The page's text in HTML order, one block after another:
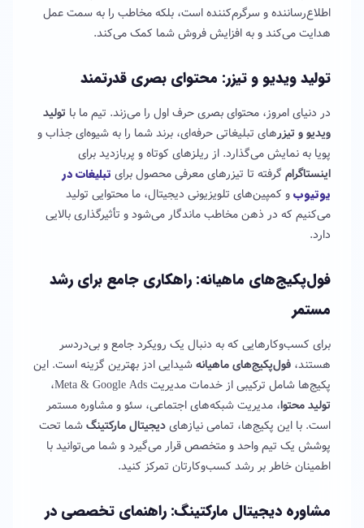
اطلاع‌رساننده و سرگرم‌کننده است، بلکه مخاطب را به سمت عمل
هدایت می‌کند و به افزایش فروش شما کمک می‌کند.
تولید ویدیو و تیزر: محتوای بصری قدرتمند
در دنیای امروز، محتوای بصری حرف اول را می‌زند. تیم ما با تولید
ویدیو و تیزرهای تبلیغاتی حرفه‌ای، برند شما را به شیوه‌ای جذاب و
پویا به نمایش می‌گذارد. از ریلزهای کوتاه و پربازدید برای
اینستاگرام گرفته تا تیزرهای معرفی محصول برای تبلیغات در
یوتیوبو کمپین‌های تلویزیونی دیجیتال، ما محتوایی تولید
می‌کنیم که در ذهن مخاطب ماندگار می‌شود و تأثیرگذاری بالایی
دارد.
فول‌پکیج‌های ماهیانه: راهکاری جامع برای رشد
مستمر
برای کسب‌وکارهایی که به دنبال یک رویکرد جامع و بی‌دردسر
هستند، فول‌پکیج‌های ماهیانهشیدایی ادز بهترین گزینه است. این
پکیج‌ها شامل ترکیبی از خدمات مدیریت Meta & Google Ads،
تولید محتوا، مدیریت شبکه‌های اجتماعی، سئو و مشاوره مستمر
است. با این پکیج‌ها، تمامی نیازهایدیجیتال مارکتینگشما تحت
پوشش یک تیم واحد و متخصص قرار می‌گیرد و شما می‌توانید با
اطمینان خاطر بر رشد کسب‌وکارتان تمرکز کنید.
مشاوره دیجیتال مارکتینگ: راهنمای تخصصی در